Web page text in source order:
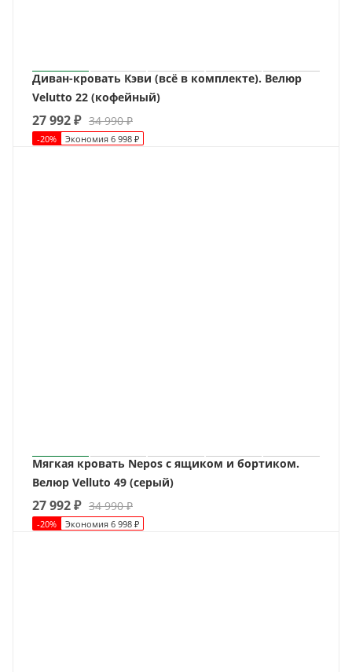
Диван-кровать Кэви (всё в комплекте). Велюр
Velutto 22 (кофейный)
27 992₽ 34 990₽
-20% Экономия 6 998 ₽
Мягкая кровать Nepos с ящиком и бортиком.
Велюр Velluto 49 (серый)
27 992₽ 34 990₽
-20% Экономия 6 998 ₽